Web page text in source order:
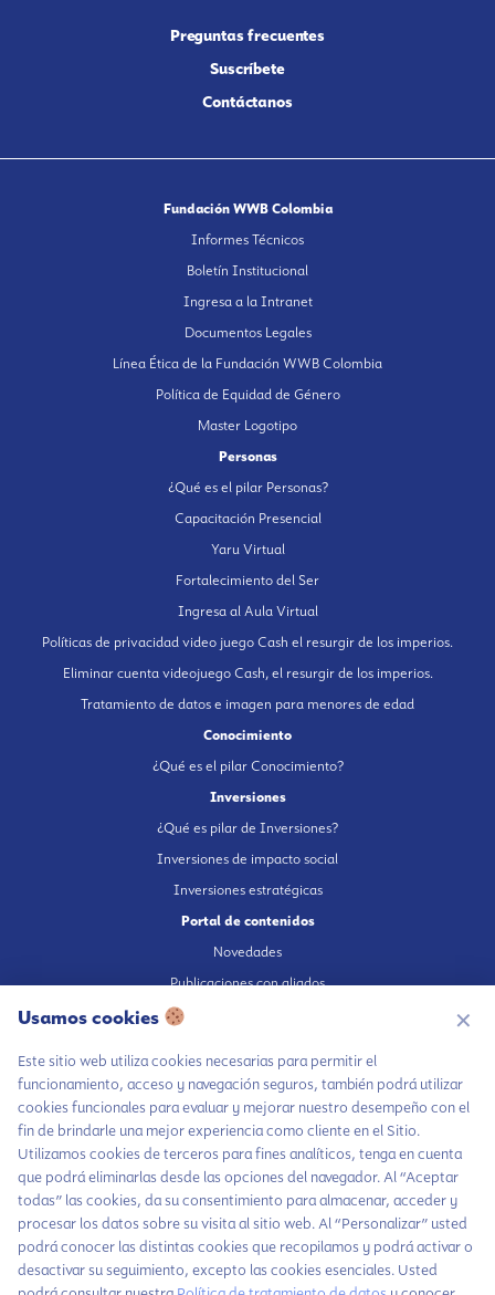
Preguntas frecuentes
Suscríbete
Contáctanos
Fundación WWB Colombia
Informes Técnicos
Boletín Institucional
Ingresa a la Intranet
Documentos Legales
Línea Ética de la Fundación WWB Colombia
Política de Equidad de Género
Master Logotipo
Personas
¿Qué es el pilar Personas?
Capacitación Presencial
Yaru Virtual
Fortalecimiento del Ser
Ingresa al Aula Virtual
Políticas de privacidad video juego Cash el resurgir de los imperios.
Eliminar cuenta videojuego Cash, el resurgir de los imperios.
Tratamiento de datos e imagen para menores de edad
Conocimiento
¿Qué es el pilar Conocimiento?
Inversiones
¿Qué es pilar de Inversiones?
Inversiones de impacto social
Inversiones estratégicas
Portal de contenidos
Novedades
Publicaciones con aliados
Fundación en medios
Escúchanos en Spotify
Autorización de tratamiento de datos
Aviso Privacidad
Política tratamiento de datos
Política inversiones responsables y del Pilar Inversiones
Usamos cookies ✕
Este sitio web utiliza cookies necesarias para permitir el
funcionamiento, acceso y navegación seguros, también podrá utilizar
cookies funcionales para evaluar y mejorar nuestro desempeño con el
fin de brindarle una mejor experiencia como cliente en el Sitio.
Utilizamos cookies de terceros para fines analíticos, tenga en cuenta
que podrá eliminarlas desde las opciones del navegador. Al “Aceptar
todas” las cookies, da su consentimiento para almacenar, acceder y
procesar los datos sobre su visita al sitio web. Al “Personalizar” usted
podrá conocer las distintas cookies que recopilamos y podrá activar o
desactivar su seguimiento, excepto las cookies esenciales. Usted